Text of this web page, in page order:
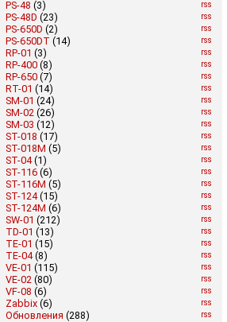
rss
PS-48 (3)
rss
PS-48D (23)
rss
PS-650D (2)
rss
PS-650DT (14)
rss
RP-01 (3)
rss
RP-400 (8)
rss
RP-650 (7)
rss
RT-01 (14)
rss
SM-01 (24)
rss
SM-02 (26)
rss
SM-03 (12)
rss
ST-018 (17)
rss
ST-018M (5)
rss
ST-04(1)
rss
ST-116 (6)
rss
ST-116M (5)
rss
ST-124(15)
rss
ST-124M (6)
rss
SW-01 (212)
rss
TD-01 (13)
rss
TE-01 (15)
rss
TE-04(8)
rss
VE-01 (115)
rss
VE-02 (80)
rss
VF-08 (6)
rss
Zabbix (6)
rss
Обновления (288)